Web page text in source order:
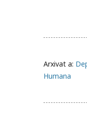
Arxivat a:
Humana